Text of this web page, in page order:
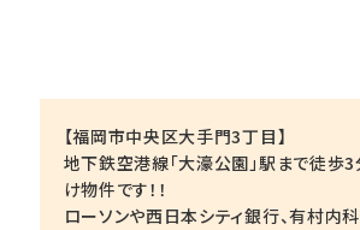
【福岡市中央区大手門3丁目】
地下鉄空港線「大濠公園」駅まで徒歩
け物件です！！
ローソンや西日本シティ銀行、有村内科